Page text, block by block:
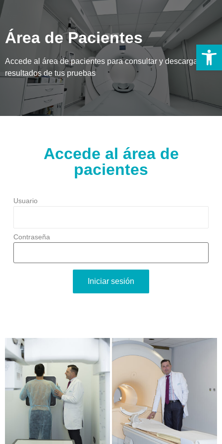
Área de Pacientes
Accede al área de pacientes para consultar y descargar los
resultados de tus pruebas
Accede al área de
pacientes
Usuario
Contraseña